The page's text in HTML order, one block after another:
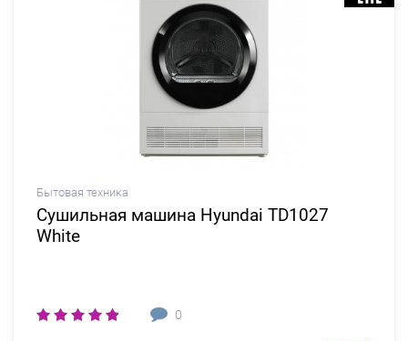
Бытовая техника
Сушильная машина Hyundai TD1027
White
0